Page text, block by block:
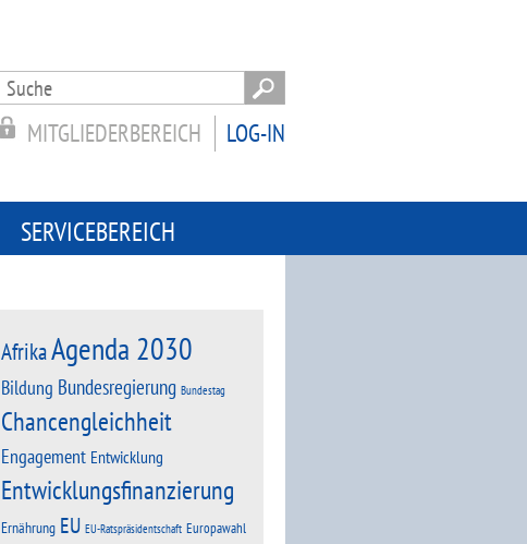
Search
for:
LOG-IN
MITGLIEDERBEREICH
SERVICEBEREICH
AfrikaAgenda 2030
Bildung Bundesregierung Bundestag
Chancengleichheit
Engagement Entwicklung
Entwicklungsfinanzierung
Ernährung EU EU-Ratspräsidentschaft Europawahl